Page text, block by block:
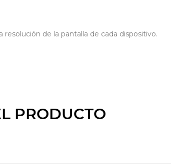
de la pantalla de cada dispositivo.
PRODUCTO